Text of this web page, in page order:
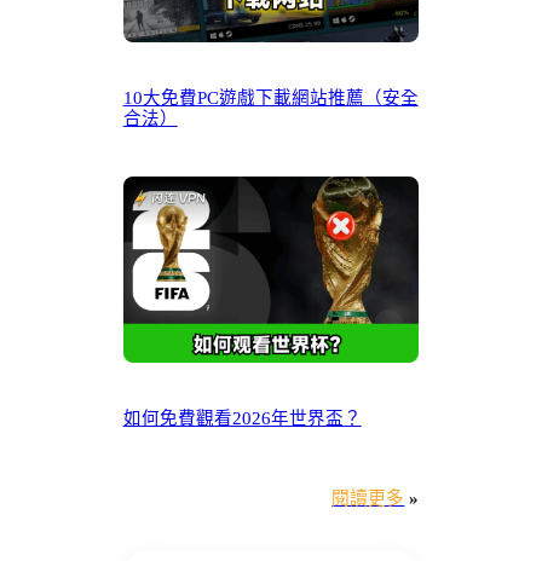
10大免費PC遊戲下載網站推薦（安全
合法）
如何免費觀看2026年世界盃？
閱讀更多 »